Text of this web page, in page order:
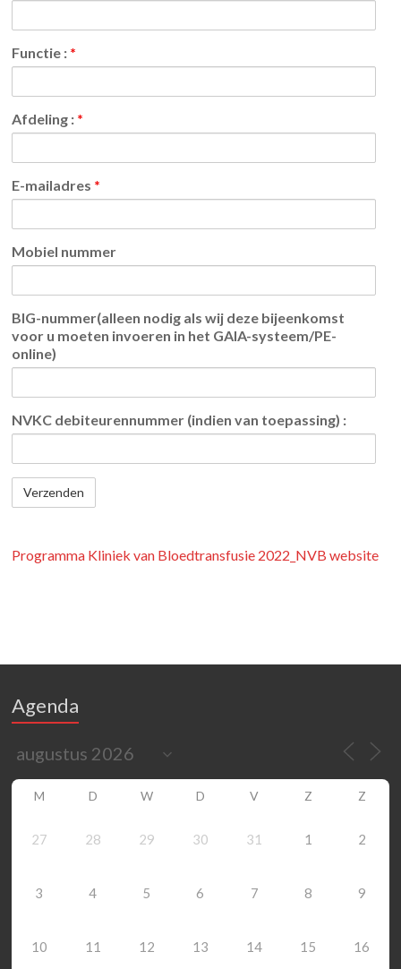
Functie : *
Afdeling : *
E-mailadres *
Mobiel nummer
BIG-nummer(alleen nodig als wij deze bijeenkomst
voor u moeten invoeren in het GAIA-systeem/PE-
online)
NVKC debiteurennummer (indien van toepassing) :
Programma Kliniek van Bloedtransfusie 2022_NVB website
Agenda
M D W D V Z Z
27 28 29 30 31 1 2
3 4 5 6 7 8 9
10 11 12 13 14 15 16